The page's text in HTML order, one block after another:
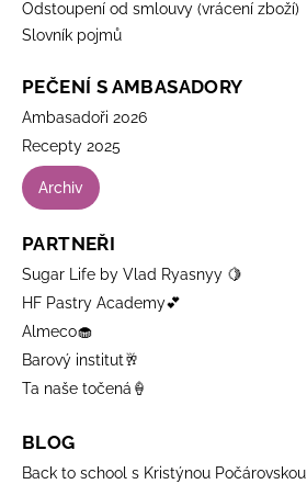
Odstoupení od smlouvy (vrácení zboží)
Slovník pojmů
PEČENÍ S AMBASADORY
Ambasadoři 2026
Recepty 2025
Archiv
PARTNEŘI
Sugar Life by Vlad Ryasnyy 🍋
HF Pastry Academy💕
Almeco🧁
Barový institut🥂
Ta naše točená🍦
BLOG
Back to school s Kristýnou Počárovskou